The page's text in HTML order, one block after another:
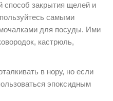
способ закрытия щелей и
самыми
для посуды. Ими
кастрюль,
в нору, но если
эпоксидным